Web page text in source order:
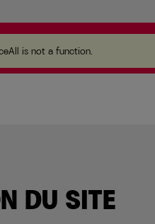
w.replaceAll is not a
is not a function.
DU SITE